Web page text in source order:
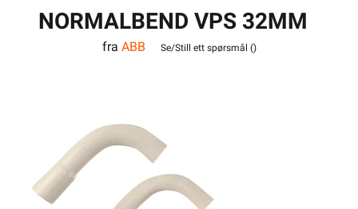
NORMALBEND VPS 32MM
fra ABB Se/Still ett spørsmål ()